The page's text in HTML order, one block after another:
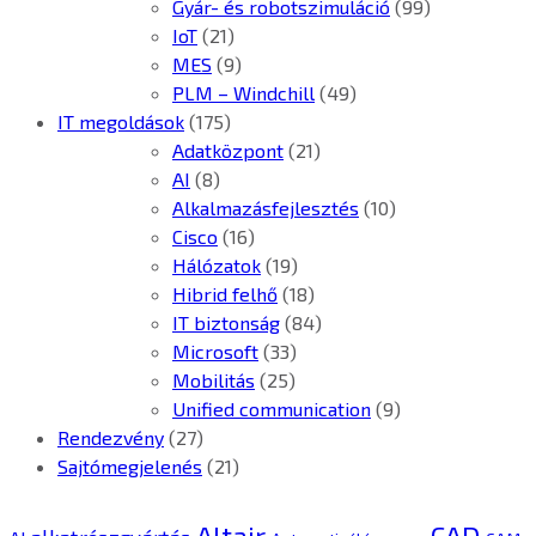
Gyár- és robotszimuláció (99)
IoT (21)
MES (9)
PLM – Windchill (49)
IT megoldások (175)
Adatközpont (21)
AI (8)
Alkalmazásfejlesztés (10)
Cisco (16)
Hálózatok (19)
Hibrid felhő (18)
IT biztonság (84)
Microsoft (33)
Mobilitás (25)
Unified communication (9)
Rendezvény (27)
Sajtómegjelenés (21)